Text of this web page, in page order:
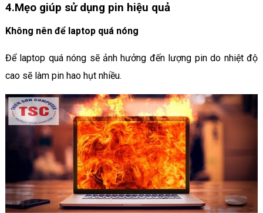
4.Mẹo giúp sử dụng pin hiệu quả
Không nên để laptop quá nóng
Để laptop quá nóng sẽ ảnh hưởng đến lượng pin do nhiệt độ
cao sẽ làm pin hao hụt nhiều.